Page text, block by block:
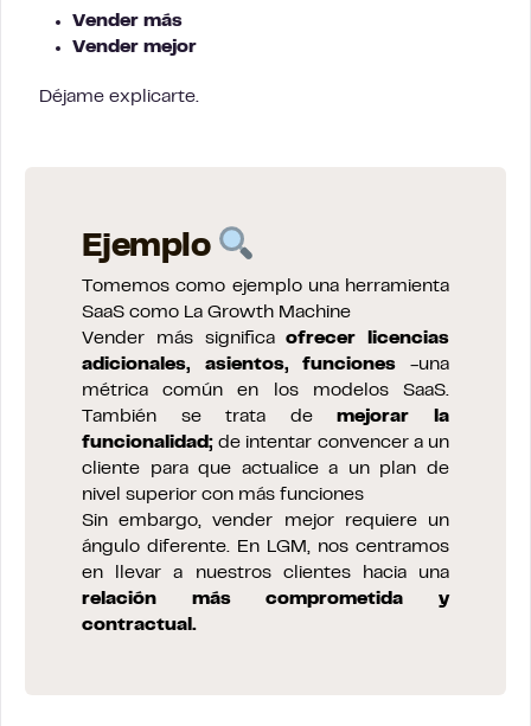
Vender más
Vender mejor
Déjame explicarte.
Ejemplo
Tomemos como ejemplo una herramienta
SaaS como La Growth Machine
Vender más significaofrecer licencias
adicionales, asientos, funciones -una
métrica común en los modelos SaaS.
También se trata demejorar la
funcionalidad; de intentar convencer a un
cliente para que actualice a un plan de
nivel superior con más funciones
Sin embargo, vender mejor requiere un
ángulo diferente. En LGM, nos centramos
en llevar a nuestros clientes hacia una
relación más comprometida y
contractual.